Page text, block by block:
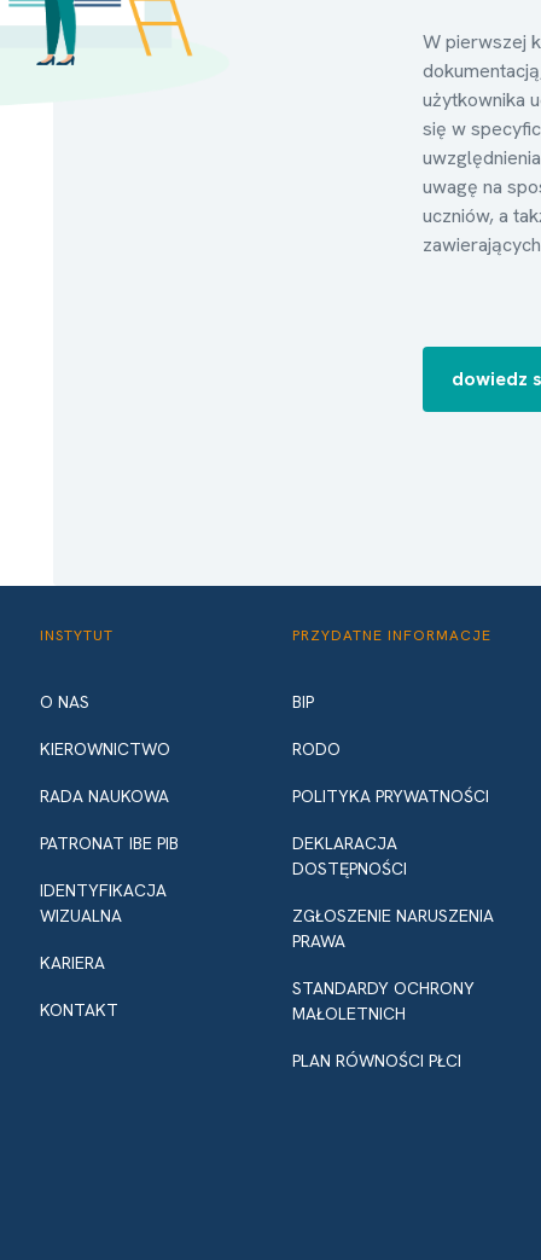
W pierwszej
użytkownika
się w
uwagę na
uczniów, a
dowiedz
INSTYTUT
O NAS
KIEROWNICTWO
RADA NAUKOWA
PATRONAT IBE PIB
IDENTYFIKACJA
WIZUALNA
KARIERA
KONTAKT
PRZYDATNE INFORMACJE
BIP
RODO
POLITYKA PRYWATNOŚCI
DEKLARACJA
DOSTĘPNOŚCI
ZGŁOSZENIE NARUSZENIA
PRAWA
STANDARDY OCHRONY
MAŁOLETNICH
PLAN RÓWNOŚCI PŁCI